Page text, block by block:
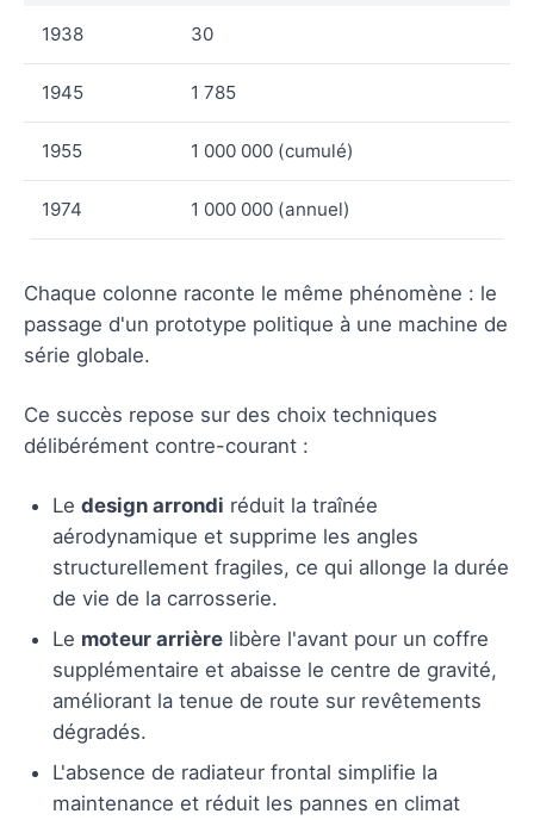
1938 30
1945 1 785
1955 1 000 000 (cumulé)
1974 1 000 000 (annuel)
Chaque colonne raconte le même phénomène : le
passage d'un prototype politique à une machine de
série globale.
Ce succès repose sur des choix techniques
délibérément contre-courant :
Le design arrondi réduit la traînée
aérodynamique et supprime les angles
structurellement fragiles, ce qui allonge la durée
de vie de la carrosserie.
Le moteur arrière libère l'avant pour un coffre
supplémentaire et abaisse le centre de gravité,
améliorant la tenue de route sur revêtements
dégradés.
L'absence de radiateur frontal simplifie la
maintenance et réduit les pannes en climat